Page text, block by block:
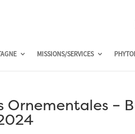
MISSIONS/SERVICES
Ornementales –